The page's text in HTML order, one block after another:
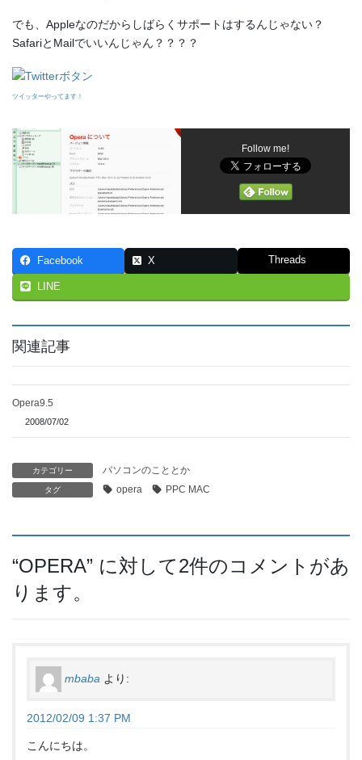
でも、Appleなのだからしばらくサポートはするんじゃない？
SafariとMailでいいんじゃん？？？？
ツイッターやってます！
Follow me!
Facebook X Threads
LINE
関連記事
Opera9.5
2008/07/02
カテゴリー パソコンのこととか
タグ opera PPC MAC
“OPERA” に対して2件のコメントがあ
ります。
mbaba より:
2012/02/09 1:37 PM
こんにちは。